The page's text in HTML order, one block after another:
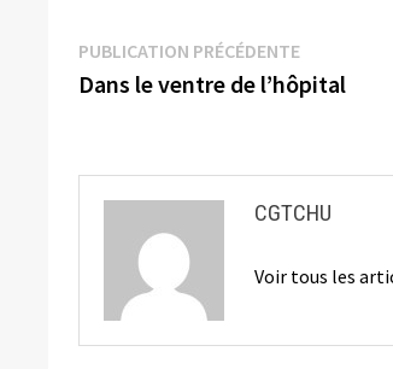
Navigation
de
PUBLICATION PRÉCÉDENTEPublication
précédente
Dans le ventre de l’hôpital
CGTCHU
Voir tous les